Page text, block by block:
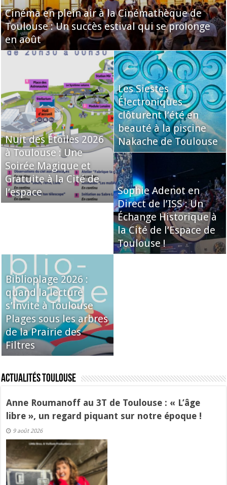
Cinéma en plein air à la Cinémathèque de
Toulouse : Un succès estival qui se prolonge
en août
Nuit des Étoiles 2026
à Toulouse : Une
Soirée Magique et
Gratuite à la Cité de
l’espace
Les Siestes
Électroniques
clôturent l’été en
beauté à la piscine
Nakache de Toulouse
Sophie Adenot en
Direct de l’ISS : Un
Échange Historique à
la Cité de l’Espace de
Toulouse !
Biblioplage 2026 :
quand la lecture
s’invite à Toulouse
Plages sous les arbres
de la Prairie des
Filtres
Actualités Toulouse
Anne Roumanoff au 3T de Toulouse : « L’âge
libre », un regard piquant sur notre époque !
9 août 2026